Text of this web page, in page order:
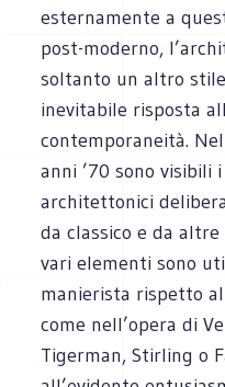
esternamente a
post-moderno,
soltanto un altro
inevitabile risposta
contemporaneità.
anni ’70 sono visibili
architettonici
da classico e da
vari elementi sono
manierista rispetto
come nell’opera di
Tigerman, Stirling o